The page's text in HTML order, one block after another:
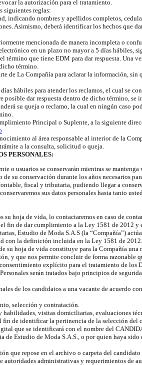
la autorización para el tratamiento.
siguientes reglas:
indicando nombres y apellidos completos,
Asimismo, deberá identificar los hechos que
mencionada de manera incompleta o
en un plazo no mayor a 5 días hábiles,
término que tiene EDM para dar respuesta. Una
término.
de La Compañía para aclarar la información, sin
hábiles para atender los reclamos, el cual se
posible dar respuesta dentro de dicho término, se
su queja o reclamo, la cual en ningún caso
Principal o Suplente, a la siguiente
al área responsable al interior de la
a la consulta, solicitud o queja.
PERSONALES:
o usuarios se conservarán mientras se
su conservación durante los años necesarios
fiscal y tributaria, pudiendo llegar a
sus datos personales hasta tanto
su hoja de vida, lo contactaremos en caso de
fin de dar cumplimiento a la Ley 1581 de 2012 y
Estudio de Moda S.A.S (la “Compañía”)
con la definición incluida en la Ley 1581 de
su hoja de vida constituye para la Compañía una
y que nos permite concluir de forma razonable
explícito para el tratamiento de los
serán tratados bajo principios de
de los candidatos a una vacante de acuerdo
selección y contratación.
habilidades, visitas domiciliarias, evaluaciones
fin de identificar la pertinencia de la selección del
que se identificará con el nombre del
de Estudio de Moda S.A.S., o por quien haya sido
que repose en el archivo o carpeta del
administrativas y requerimientos de